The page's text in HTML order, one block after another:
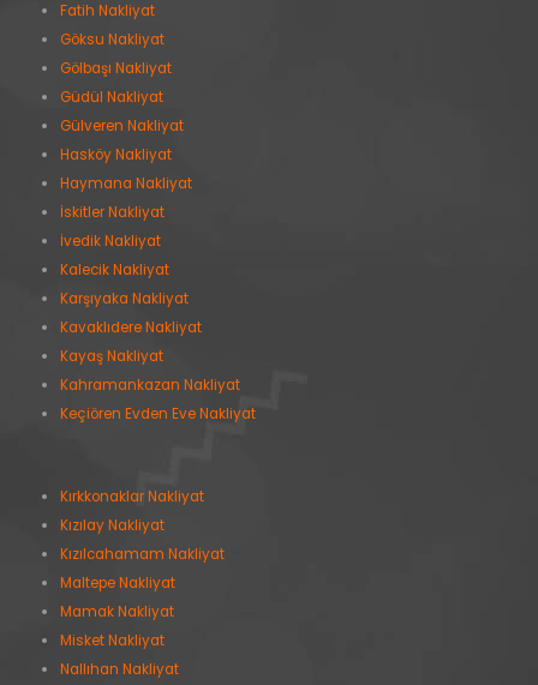
Fatih Nakliyat
Göksu Nakliyat
Gölbaşı Nakliyat
Güdül Nakliyat
Gülveren Nakliyat
Hasköy Nakliyat
Haymana Nakliyat
İskitler Nakliyat
İvedik Nakliyat
Kalecik Nakliyat
Karşıyaka Nakliyat
Kavaklıdere Nakliyat
Kayaş Nakliyat
Kahramankazan Nakliyat
Keçiören Evden Eve Nakliyat
Kırkkonaklar Nakliyat
Kızılay Nakliyat
Kızılcahamam Nakliyat
Maltepe Nakliyat
Mamak Nakliyat
Misket Nakliyat
Nallıhan Nakliyat